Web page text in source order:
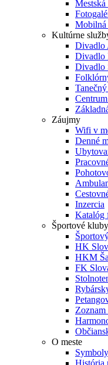
Mobilná
Kultúrne
Divadlo
Divadlo
Záujmy
Wifi v
Denné
Inzercia
Katalóg
Športové
HK
HKM
FK
O meste